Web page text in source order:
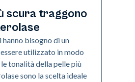
scura traggono
bisogno di un
utilizzato in modo
tonalità della pelle più
sono la scelta ideale